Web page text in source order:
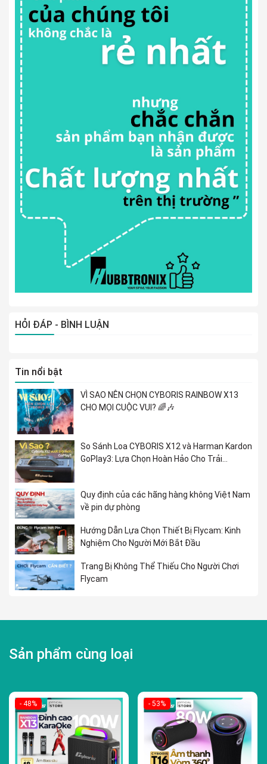
HỎI ĐÁP - BÌNH LUẬN
Tin nổi bật
VÌ SAO NÊN CHỌN CYBORIS RAINBOW X13
CHO MỌI CUỘC VUI? 🌈🎶
So Sánh Loa CYBORIS X12 và Harman Kardon
GoPlay3: Lựa Chọn Hoàn Hảo Cho Trải
Quy định của các hãng hàng không Việt Nam
về pin dự phòng
Hướng Dẫn Lựa Chọn Thiết Bị Flycam: Kinh
Nghiệm Cho Người Mới Bắt Đầu
Trang Bị Không Thể Thiếu Cho Người Chơi
Flycam
Sản phẩm cùng loại
- 48% - 53%